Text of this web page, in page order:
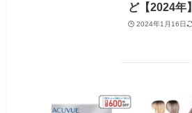
ど【2024年】
2024年1月16日